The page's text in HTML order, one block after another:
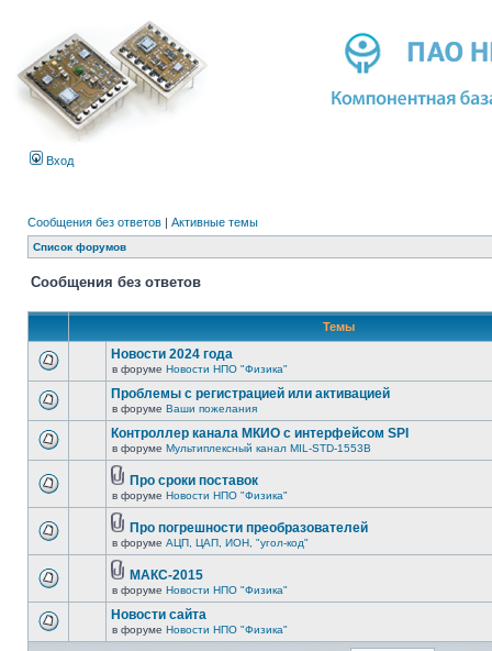
Вход
Сообщения без ответов | Активные темы
Список форумов
Сообщения без ответов
Темы
Новости 2024 года
в форуме Новости НПО "Физика"
Проблемы с регистрацией или активацией
в форуме Ваши пожелания
Контроллер канала МКИО с интерфейсом SPI
в форуме Мультиплексный канал MIL-STD-1553B
Про сроки поставок
в форуме Новости НПО "Физика"
Про погрешности преобразователей
в форуме АЦП, ЦАП, ИОН, "угол-код"
МАКС-2015
в форуме Новости НПО "Физика"
Новости сайта
в форуме Новости НПО "Физика"